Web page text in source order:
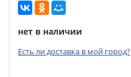
нет в наличии
Есть ли доставка в мой город?